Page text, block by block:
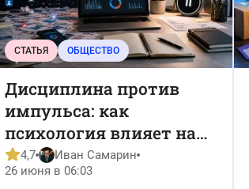
СТАТЬЯ ОБЩЕСТВО
Дисциплина против
импульса: как
психология влияет на
качество решений в
цифровой среде
4,7
Иван Самарин
26 июня в 06:03